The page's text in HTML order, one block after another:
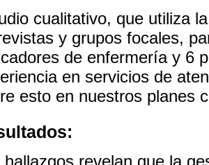
cualitativo, que utiliza
y grupos focales,
de enfermería y 6
en servicios de
esto en nuestros planes
hallazgos revelan que la